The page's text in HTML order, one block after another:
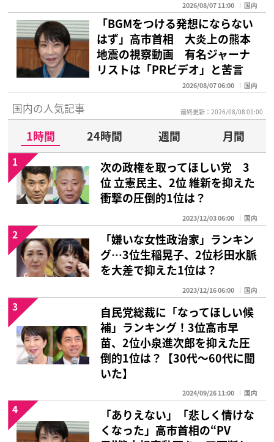
2026/08/07 11:00 国内
「BGMをつける発想にならない
はず」高市首相 大炎上の熊本
地震の視察動画 有名ジャーナ
リストは「PRビデオ」と苦言
2026/08/07 06:00 国内
国内の人気記事 最終更新：2026/08/08 01:00
1時間 24時間 週間
月間
次の政権を取ってほしい党 3
位 立憲民主、2位 維新を抑えた
衝撃の圧倒的1位は？
2023/12/03 06:00 国内
1
「嫌いな女性政治家」ランキン
グ…3位生稲晃子、2位杉田水脈
を大差で抑えた1位は？
2023/12/16 06:00 国内
2
自民党総裁に「なってほしい候
補」ランキング！3位高市早
苗、2位小泉進次郎を抑えた圧
倒的1位は？【30代〜60代に聞
いた】
2024/09/26 11:00 国内
3
「ありえない」「悲しく情けな
くなった」高市首相の“PV
4